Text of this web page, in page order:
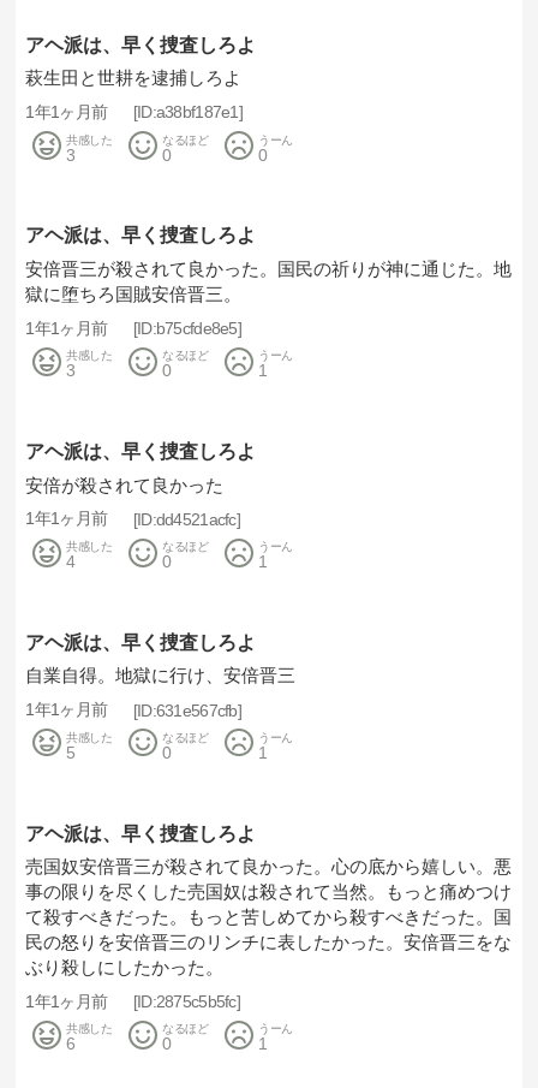
アヘ派は、早く捜査しろよ
萩生田と世耕を逮捕しろよ
1年1ヶ月前 a38bf187e1
共感した
3
なるほど
0
うーん
0
アヘ派は、早く捜査しろよ
安倍晋三が殺されて良かった。国民の祈りが神に通じた。地
獄に堕ちろ国賊安倍晋三。
1年1ヶ月前 b75cfde8e5
共感した
3
なるほど
0
うーん
1
アヘ派は、早く捜査しろよ
安倍が殺されて良かった
1年1ヶ月前 dd4521acfc
共感した
4
なるほど
0
うーん
1
アヘ派は、早く捜査しろよ
自業自得。地獄に行け、安倍晋三
1年1ヶ月前 631e567cfb
共感した
5
なるほど
0
うーん
1
アヘ派は、早く捜査しろよ
売国奴安倍晋三が殺されて良かった。心の底から嬉しい。悪
事の限りを尽くした売国奴は殺されて当然。もっと痛めつけ
て殺すべきだった。もっと苦しめてから殺すべきだった。国
民の怒りを安倍晋三のリンチに表したかった。安倍晋三をな
ぶり殺しにしたかった。
1年1ヶ月前 2875c5b5fc
共感した
6
なるほど
0
うーん
1